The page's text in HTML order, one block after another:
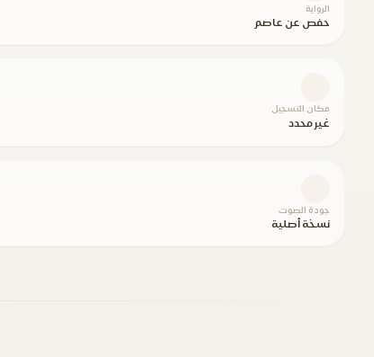
الرواية
حفص عن عاصم
مكان التسجيل
غير محدد
جودة الصوت
نسخة أصلية